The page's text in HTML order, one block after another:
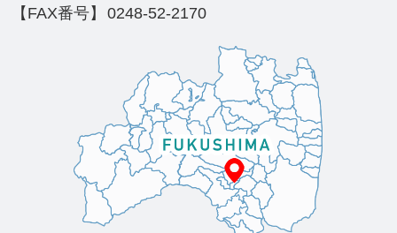
【FAX番号】 0248-52-2170